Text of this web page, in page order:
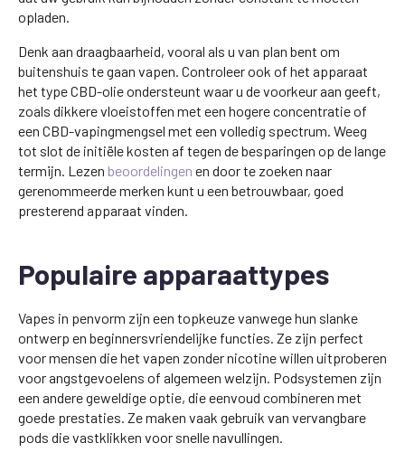
opladen.
Denk aan draagbaarheid, vooral als u van plan bent om
buitenshuis te gaan vapen. Controleer ook of het apparaat
het type CBD-olie ondersteunt waar u de voorkeur aan geeft,
zoals dikkere vloeistoffen met een hogere concentratie of
een CBD-vapingmengsel met een volledig spectrum. Weeg
tot slot de initiële kosten af tegen de besparingen op de lange
termijn. Lezen beoordelingen en door te zoeken naar
gerenommeerde merken kunt u een betrouwbaar, goed
presterend apparaat vinden.
Populaire apparaattypes
Vapes in penvorm zijn een topkeuze vanwege hun slanke
ontwerp en beginnersvriendelijke functies. Ze zijn perfect
voor mensen die het vapen zonder nicotine willen uitproberen
voor angstgevoelens of algemeen welzijn. Podsystemen zijn
een andere geweldige optie, die eenvoud combineren met
goede prestaties. Ze maken vaak gebruik van vervangbare
pods die vastklikken voor snelle navullingen.